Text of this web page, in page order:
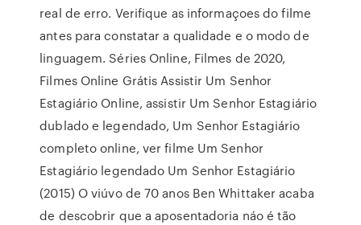
real de erro. Verifique as informaçoes do filme
antes para constatar a qualidade e o modo de
linguagem. Séries Online, Filmes de 2020,
Filmes Online Grátis Assistir Um Senhor
Estagiário Online, assistir Um Senhor Estagiário
dublado e legendado, Um Senhor Estagiário
completo online, ver filme Um Senhor
Estagiário legendado Um Senhor Estagiário
(2015) O viúvo de 70 anos Ben Whittaker acaba
de descobrir que a aposentadoria náo é tão